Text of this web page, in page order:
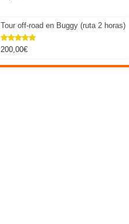
Tour off-road en Buggy (ruta 2 horas)
Valorado
de 5
200,00€